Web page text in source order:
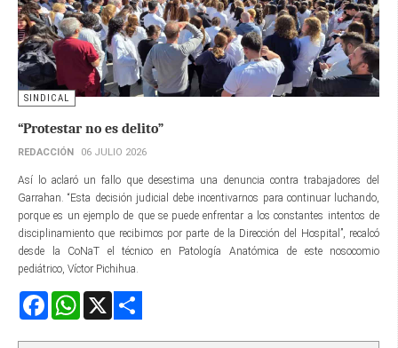
SINDICAL
“Protestar no es delito”
REDACCIÓN 06 JULIO 2026
Así lo aclaró un fallo que desestima una denuncia contra trabajadores del
Garrahan. “Esta decisión judicial debe incentivarnos para continuar luchando,
porque es un ejemplo de que se puede enfrentar a los constantes intentos de
disciplinamiento que recibimos por parte de la Dirección del Hospital”, recalcó
desde la CoNaT el técnico en Patología Anatómica de este nosocomio
pediátrico, Víctor Pichihua.
FacebookWhatsApp